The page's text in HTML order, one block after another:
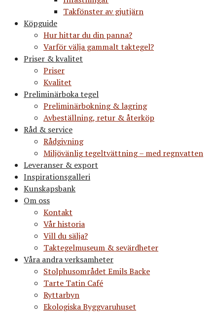
Takfönster av gjutjärn
Köpguide
Hur hittar du din panna?
Varför välja gammalt taktegel?
Priser & kvalitet
Priser
Kvalitet
Preliminärboka tegel
Preliminärbokning & lagring
Avbeställning, retur & återköp
Råd & service
Rådgivning
Miljövänlig tegeltvättning – med regnvatten
Leveranser & export
Inspirationsgalleri
Kunskapsbank
Om oss
Kontakt
Vår historia
Vill du sälja?
Taktegelmuseum & sevärdheter
Våra andra verksamheter
Stolphusområdet Emils Backe
Tarte Tatin Café
Ryttarbyn
Ekologiska Byggvaruhuset